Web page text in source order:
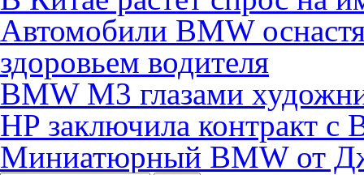
Автомобили BMW
здоровьем водителя
BMW M3 глазами
HP заключила контракт с
Миниатюрный BMW от